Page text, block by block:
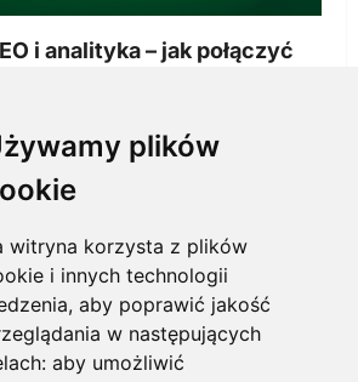
plików
witryna korzysta z plików
i innych technologii
aby poprawić jakość
w następujących
aby umożliwić
i analityka – jak połączyć
pracowała dłużej niż do
20 marca, 2026 0